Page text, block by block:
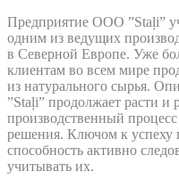
Предприятие OOO ”Staļi”
одним из ведущих
в Северной Европе. Уже
клиентам во всем мире
из натурального сырья.
”Staļi” продолжает расти и
производственный
решения. Ключом к успеху
способность активно
учитывать их.